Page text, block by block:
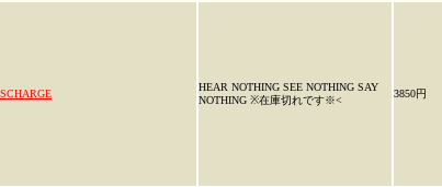
HEAR NOTHING SEE NOTHING SAY
NOTHING ※在庫切れです※<
3850円